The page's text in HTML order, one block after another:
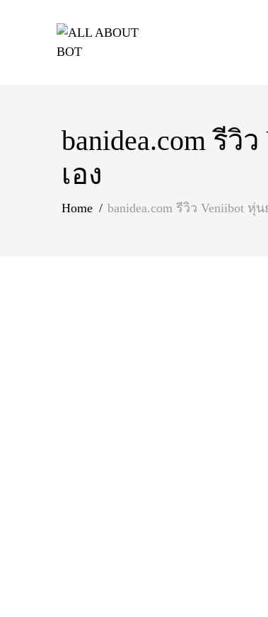
banidea.com รี
เอง
Home banidea.com รีวิว Veniibot